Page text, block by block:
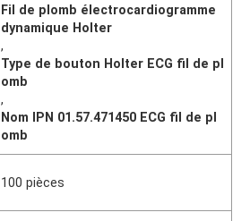
Fil de plomb électrocardiogramme
dynamique Holter
,
Type de bouton Holter ECG fil de pl
omb
,
Nom IPN 01.57.471450 ECG fil de pl
omb
100 pièces